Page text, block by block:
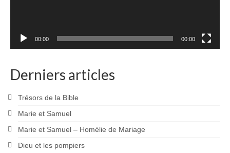
00:00 00:00
Derniers articles
Trésors de la Bible
Marie et Samuel
Marie et Samuel – Homélie de Mariage
Dieu et les pompiers